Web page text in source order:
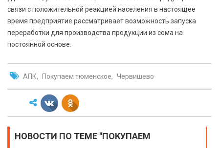
связи с положительной реакцией населения в настоящее
время предприятие рассматривает возможность запуска
переработки для производства продукции из сома на
постоянной основе.
АПК Покупаем тюменское Червишево
НОВОСТИ ПО ТЕМЕ "ПОКУПАЕМ